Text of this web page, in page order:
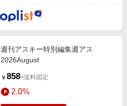
週刊アスキー特別編集週アス
2026August
￥ 858+送料固定
2.0%